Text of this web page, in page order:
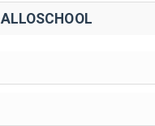
ALLOSCHOOL